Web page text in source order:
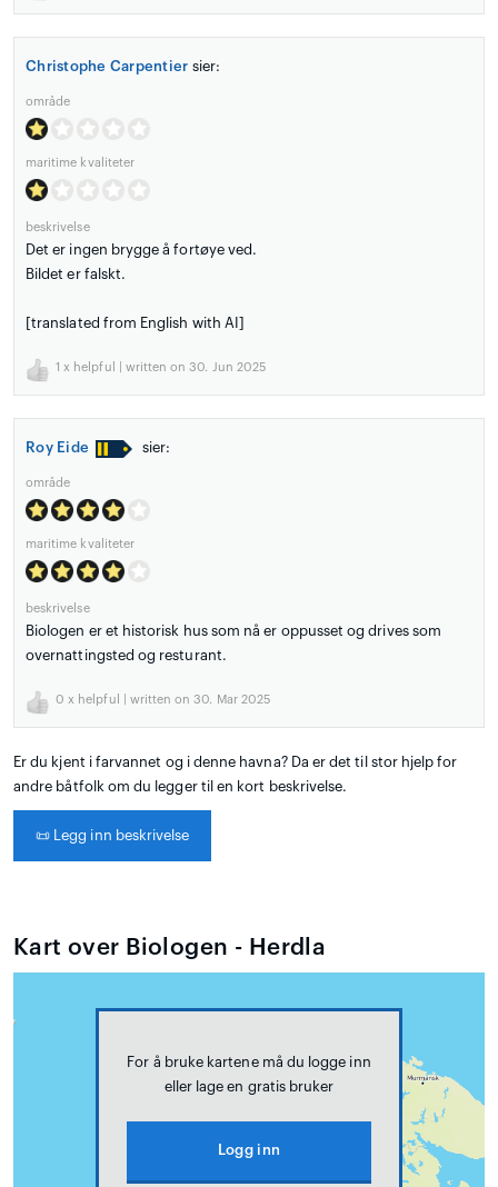
Christophe Carpentier sier:
område
maritime kvaliteter
beskrivelse
Det er ingen brygge å fortøye ved.
Bildet er falskt.
[translated from English with AI]
1 x helpful | written on 30. Jun 2025
Roy Eide sier:
område
maritime kvaliteter
beskrivelse
Biologen er et historisk hus som nå er oppusset og drives som
overnattingsted og resturant.
0 x helpful | written on 30. Mar 2025
Er du kjent i farvannet og i denne havna? Da er det til stor hjelp for
andre båtfolk om du legger til en kort beskrivelse.
📜 Legg inn beskrivelse
Kart over Biologen - Herdla
For å bruke kartene må du logge inn
eller lage en gratis bruker
Logg inn